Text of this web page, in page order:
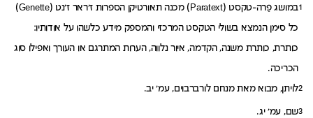
1במושג פַרה-טקסט (Paratext ) מכנה תאורטיקן הספרות ז'ראר ז'נט (Genette
)
כל סימן הנמצא בשולי הטקסט המרכזי והמספק מידע כלשהו על אודותיו:
כותרת, כותרת משנה, הקדמה, איור נלווה, הערות המתרגם או העורך ואפילו סוג
הכריכה.
2לויתן, מבוא מאת מנחם לורברבוים, עמ' יב.
3שם, עמ' יג.